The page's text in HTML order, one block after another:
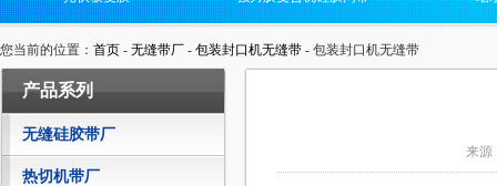
您当前的位置： 首页 - 无缝带厂 - 包装封口机无缝带 - 包装封口机无缝带
产品系列
无缝硅胶带厂
热切机带厂
来源